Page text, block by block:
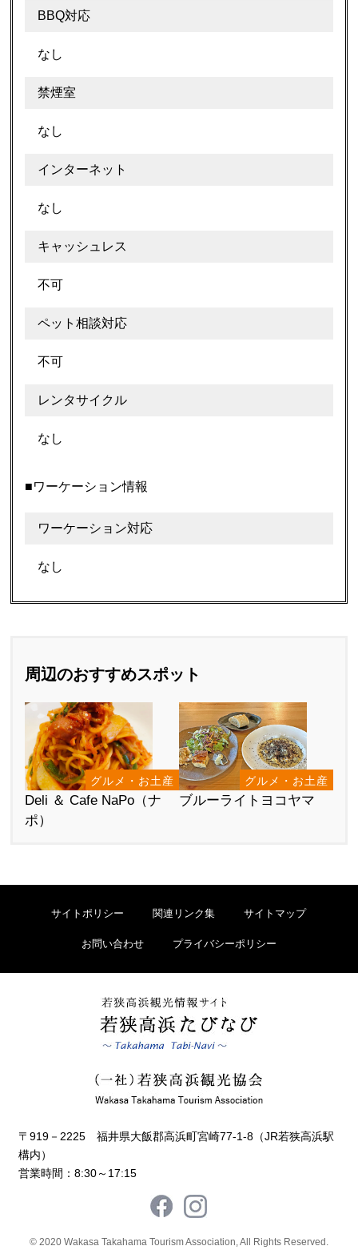
BBQ対応
なし
禁煙室
なし
インターネット
なし
キャッシュレス
不可
ペット相談対応
不可
レンタサイクル
なし
■ワーケーション情報
ワーケーション対応
なし
周辺のおすすめスポット
グルメ・お土産
Deli ＆ Cafe NaPo（ナ
ポ）
グルメ・お土産
ブルーライトヨコヤマ
サイトポリシー 関連リンク集 サイトマップ
お問い合わせ プライバシーポリシー
〒919－2225 福井県大飯郡高浜町宮崎77-1-8（JR若狭高浜駅
構内）
営業時間：8:30～17:15
© 2020 Wakasa Takahama Tourism Association, All Rights Reserved.